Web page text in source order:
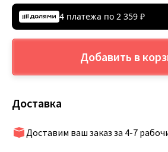
4 платежа по 2 359 ₽
Добавить в
Доставка
Доставим ваш заказ за 4-7